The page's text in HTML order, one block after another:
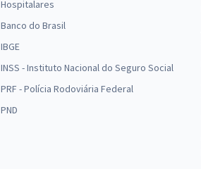
Hospitalares
Banco do Brasil
IBGE
INSS - Instituto Nacional do Seguro Social
PRF - Polícia Rodoviária Federal
PND